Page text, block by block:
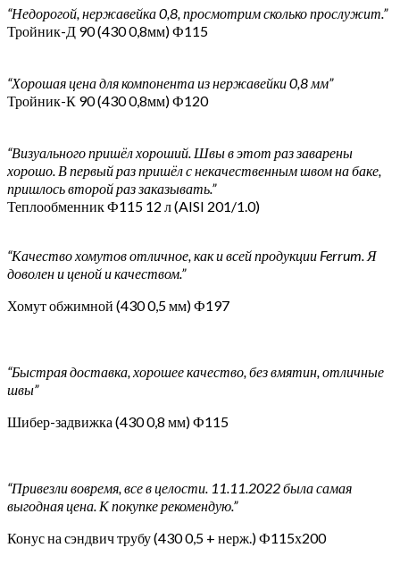
“Недорогой, нержавейка 0,8, просмотрим сколько прослужит.”
Тройник-Д 90 (430 0,8мм) Ф115
“Хорошая цена для компонента из нержавейки 0,8 мм”
Тройник-К 90 (430 0,8мм) Ф120
“Визуального пришёл хороший. Швы в этот раз заварены
хорошо. В первый раз пришёл с некачественным швом на баке,
пришлось второй раз заказывать.”
Теплообменник Ф115 12 л (AISI 201/1.0)
“Качество хомутов отличное, как и всей продукции Ferrum. Я
доволен и ценой и качеством.”
Хомут обжимной (430 0,5 мм) Ф197
“Быстрая доставка, хорошее качество, без вмятин, отличные
швы”
Шибер-задвижка (430 0,8 мм) Ф115
“Привезли вовремя, все в целости. 11.11.2022 была самая
выгодная цена. К покупке рекомендую.”
Конус на сэндвич трубу (430 0,5 + нерж.) Ф115х200